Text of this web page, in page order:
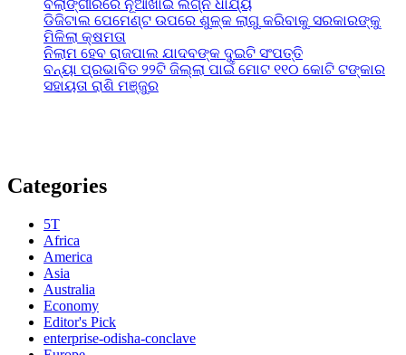
ବଲାଙ୍ଗୀରରେ ନୂଆଁଖାଇ ଲଗ୍ନ ଧାର୍ଯ୍ୟ
ଡିଜିଟାଲ ପେମେଣ୍ଟ ଉପରେ ଶୁଳ୍କ ଲାଗୁ କରିବାକୁ ସରକାରଙ୍କୁ
ମିଳିଲା କ୍ଷମତା
ନିଲାମ ହେବ ରାଜପାଲ ଯାଦବଙ୍କ ଦୁଇଟି ସଂପତ୍ତି
ବନ୍ୟା ପ୍ରଭାବିତ ୨୨ଟି ଜିଲ୍ଲା ପାଇଁ ମୋଟ ୧୧୦ କୋଟି ଟଙ୍କାର
ସହାୟତା ରାଶି ମଞ୍ଜୁର
Categories
5T
Africa
America
Asia
Australia
Economy
Editor's Pick
enterprise-odisha-conclave